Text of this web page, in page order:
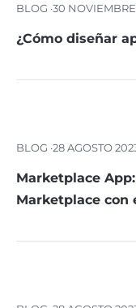
BLOG ·30
¿Cómo diseñar
BLOG ·28 AGOSTO
Marketplace
Marketplace con